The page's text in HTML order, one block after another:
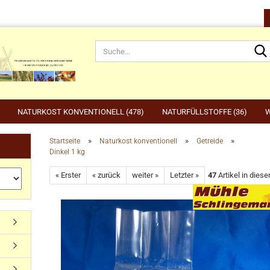
Konto erstellen
Passwort vergessen?
NATURKOST KONVENTIONELL (478) NATURFÜLLSTOFFE (36)
& Winterfütterung
Compo
Grillen, Grillbedarf, Holzkohle
Startseite » Naturkost konventionell » Getreide »
Dinkel 1 kg
« Erster « zurück weiter » Letzter » 47 Artikel in